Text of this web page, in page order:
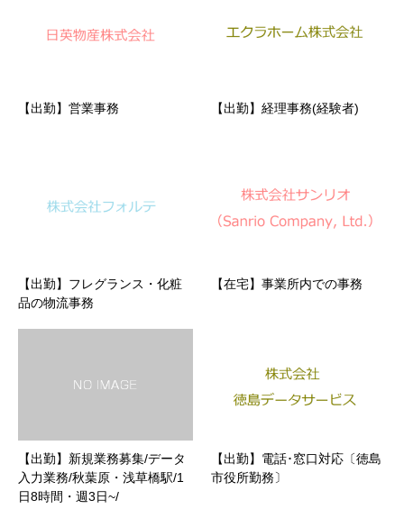
【出勤】営業事務 【出勤】経理事務(経験者)
【出勤】フレグランス・化粧
品の物流事務
【在宅】事業所内での事務
【出勤】新規業務募集/データ
入力業務/秋葉原・浅草橋駅/1
日8時間・週3日~/
【出勤】電話･窓口対応〔徳島
市役所勤務〕